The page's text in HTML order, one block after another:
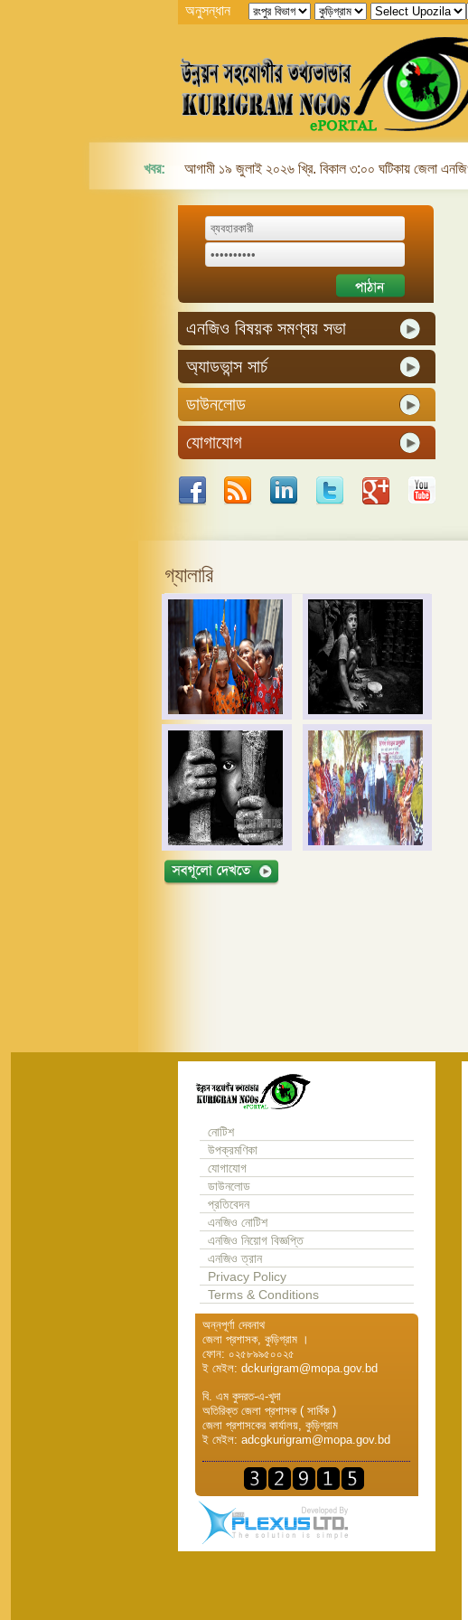
অনুসন্ধান
খবর: আগামী ১৯ জুলাই ২০২৬ খ্রি. বিকাল ৩:০০ ঘটিকায় জেলা
এনজিও বিষয়ক সমণ্বয় সভা
অ্যাডভান্স সার্চ
ডাউনলোড
যোগাযোগ
গ্যালারি
নোটিশ
উপক্রমণিকা
যোগাযোগ
ডাউনলোড
প্রতিবেদন
এনজিও নোটিশ
এনজিও নিয়োগ বিজ্ঞপ্তি
এনজিও ত্রান
Privacy Policy
Terms & Conditions
অন্নপূর্ণা দেবনাথ
জেলা প্রশাসক, কুড়িগ্রাম ।
ফোন: ০২৫৮৯৯৫০০২৫
ই মেইল: dckurigram@mopa.gov.bd
বি. এম কুদরত-এ-খুদা
অতিরিক্ত জেলা প্রশাসক ( সার্বিক )
জেলা প্রশাসকের কার্যালয়, কুড়িগ্রাম
ই মেইল: adcgkurigram@mopa.gov.bd